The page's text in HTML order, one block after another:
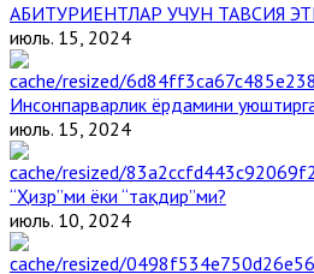
АБИТУРИЕНТЛАР УЧУН ТАВСИЯ
июль. 15, 2024
Инсонпарварлик ёрдамини
июль. 15, 2024
“Ҳизр”ми ёки “тақдир”ми?
июль. 10, 2024